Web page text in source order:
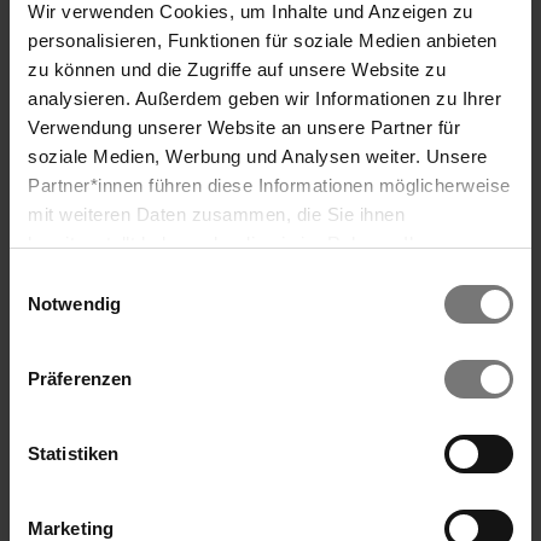
Wir verwenden Cookies, um Inhalte und Anzeigen zu
personalisieren, Funktionen für soziale Medien anbieten
zu können und die Zugriffe auf unsere Website zu
analysieren. Außerdem geben wir Informationen zu Ihrer
Verwendung unserer Website an unsere Partner für
soziale Medien, Werbung und Analysen weiter. Unsere
Partner*innen führen diese Informationen möglicherweise
mit weiteren Daten zusammen, die Sie ihnen
bereitgestellt haben oder die sie im Rahmen Ihrer
Cookies und ähnliche Technologien (Tracking-Pixel),
Dienste erforderlich ist (bspw. Spracheinstellungen),
sowie darüber hinaus soweit Sie Ihre Einwilligung in die
Marketingcookies). Mit diesen Cookies werden von uns
verarbeitet. Den USA wird vom Europäischen
Notwendig
Präferenzen
Statistiken
Marketing
Suppe und Schlagobers aufgießen.
Aufkochen lassen, mit etwas Speisestärke
binden und mit einem Pürierstab mixen.
Zum Schluss gut abschmecken und in ein
ausgehöhltes Brotlaibchen füllen.
Kontakt
Familienhotel Berger ***superior